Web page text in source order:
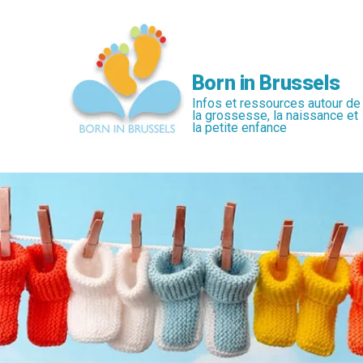
Born in Brussels
Infos et ressources autour de
la grossesse, la naissance et
la petite enfance